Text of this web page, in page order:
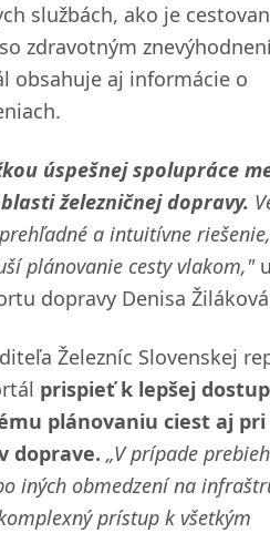
službách, ako je
zdravotným
obsahuje aj informácie o
úspešnej spolupráce
železničnej dopravy.
a intuitívne
plánovanie cesty vlakom,"
dopravy Denisa
Železníc Slovenskej
prispieť k lepšej
plánovaniu ciest aj pri
doprave. „V prípade
iných obmedzení na
prístup k všetkým